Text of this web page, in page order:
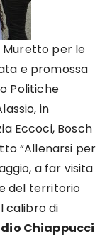
Muretto per le
e promossa
Politiche
in
Eccoci, Bosch
“Allenarsi per
a far visita
del territorio
calibro di
Chiappucci